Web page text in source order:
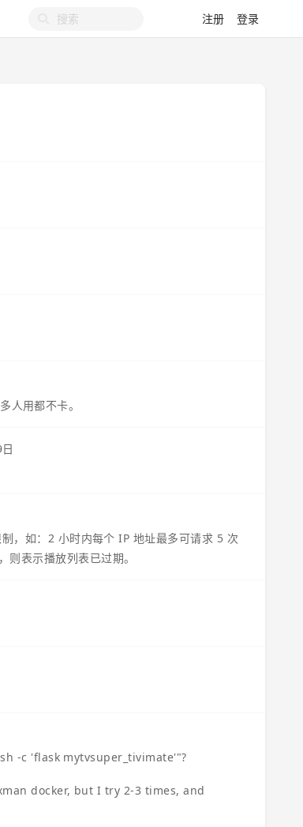
注册 登录
人用都不卡。
，如：2 小时内每个 IP 地址最多可请求 5 次
表示播放列表已过期。
-c 'flask mytvsuper_tivimate'"?
docker, but I try 2-3 times, and